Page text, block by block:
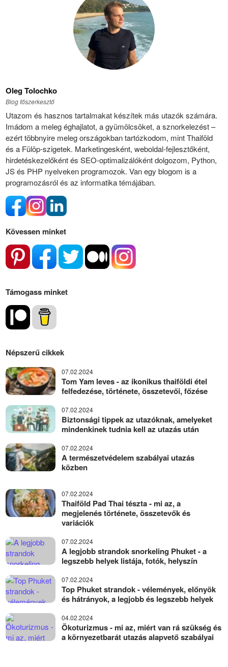
Oleg Tolochko
Blog főszerkesztő
Utazom és hasznos tartalmakat készítek más utazók számára.
Imádom a meleg éghajlatot, a gyümölcsöket, a sznorkelezést –
ezért többnyire meleg országokban tartózkodom, mint Thaiföld
és a Fülöp-szigetek. Marketingesként, weboldal-fejlesztőként,
hirdetéskezelőként és SEO-optimalizálóként dolgozom, Python,
JS és PHP nyelveken programozok. Van egy blogom is a
programozásról és az informatika témájában.
Kövessen minket
Támogass minket
Népszerű cikkek
07.02.2024
Tom Yam leves - az ikonikus thaiföldi étel
felfedezése, története, összetevői, főzése
07.02.2024
Biztonsági tippek az utazóknak, amelyeket
mindenkinek tudnia kell az utazás után
07.02.2024
A természetvédelem szabályai utazás
közben
07.02.2024
Thaiföld Pad Thai tészta - mi az, a
megjelenés története, összetevők és
variációk
07.02.2024
A legjobb strandok snorkeling Phuket - a
legszebb helyek listája, fotók, helyszín
07.02.2024
Top Phuket strandok - vélemények, előnyök
és hátrányok, a legjobb és legszebb helyek
04.02.2024
Ökoturizmus - mi az, miért van rá szükség és
a környezetbarát utazás alapvető szabályai